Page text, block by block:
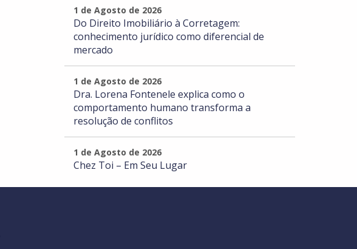
1 de Agosto de 2026
Do Direito Imobiliário à Corretagem:
conhecimento jurídico como diferencial de
mercado
1 de Agosto de 2026
Dra. Lorena Fontenele explica como o
comportamento humano transforma a
resolução de conflitos
1 de Agosto de 2026
Chez Toi – Em Seu Lugar